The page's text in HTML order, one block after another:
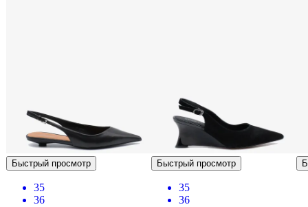
Быстрый просмотр
35
36
Быстрый просмотр
35
36